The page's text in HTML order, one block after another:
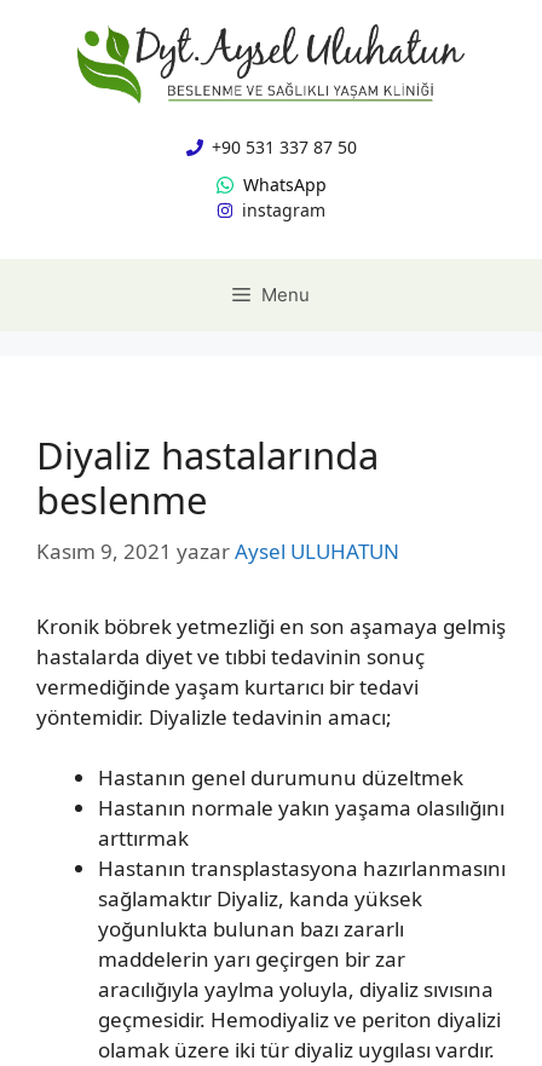
+90 531 337 87 50
WhatsApp
instagram
Menu
Diyaliz hastalarında
beslenme
Kasım 9, 2021 yazarAysel ULUHATUN
Kronik böbrek yetmezliği en son aşamaya gelmiş
hastalarda diyet ve tıbbi tedavinin sonuç
vermediğinde yaşam kurtarıcı bir tedavi
yöntemidir. Diyalizle tedavinin amacı;
Hastanın genel durumunu düzeltmek
Hastanın normale yakın yaşama olasılığını
arttırmak
Hastanın transplastasyona hazırlanmasını
sağlamaktır Diyaliz, kanda yüksek
yoğunlukta bulunan bazı zararlı
maddelerin yarı geçirgen bir zar
aracılığıyla yaylma yoluyla, diyaliz sıvısına
geçmesidir. Hemodiyaliz ve periton diyalizi
olamak üzere iki tür diyaliz uygılası vardır.